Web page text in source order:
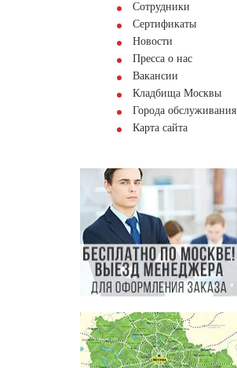
Сотрудники
Сертификаты
Новости
Пресса о нас
Вакансии
Кладбища Москвы
Города обслуживания
Карта сайта